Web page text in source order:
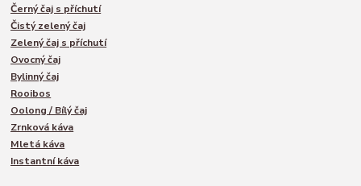
Černý čaj s příchutí
Čistý zelený čaj
Zelený čaj s příchutí
Ovocný čaj
Bylinný čaj
Rooibos
Oolong / Bílý čaj
Zrnková káva
Mletá káva
Instantní káva